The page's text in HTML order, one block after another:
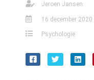
Jeroen Jansen
16 december 2020
Psychologie